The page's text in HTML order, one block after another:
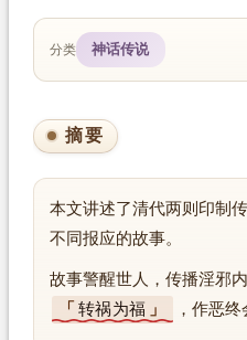
分类 神话传说
摘要
本文讲述了清代两则印制
不同报应的故事。
故事警醒世人，传播淫邪
转祸为福
，作恶终